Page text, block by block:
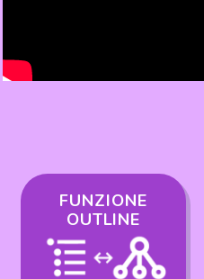
FUNZIONE
OUTLINE